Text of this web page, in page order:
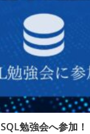
SQL勉強会へ参加！